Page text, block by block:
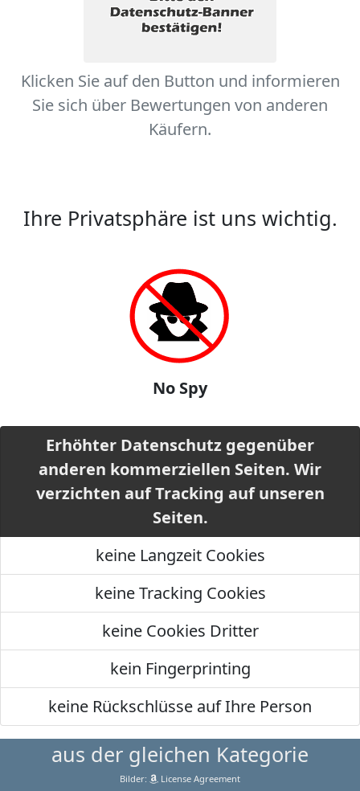
Klicken Sie auf den Button und informieren
Sie sich über Bewertungen von anderen
Käufern.
Ihre Privatsphäre ist uns wichtig.
No Spy
Erhöhter Datenschutz gegenüber
anderen kommerziellen Seiten. Wir
verzichten auf Tracking auf unseren
Seiten.
keine Langzeit Cookies
keine Tracking Cookies
keine Cookies Dritter
kein Fingerprinting
keine Rückschlüsse auf Ihre Person
aus der gleichen Kategorie
Bilder: License Agreement